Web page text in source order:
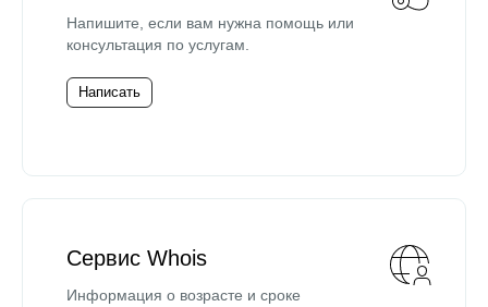
Напишите, если вам нужна помощь или
консультация по услугам.
Написать
Сервис Whois
Информация о возрасте и сроке